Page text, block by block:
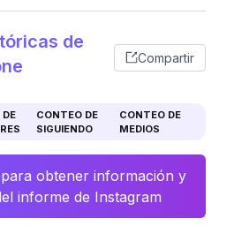
de
Compartir
CONTEO DE
SIGUIENDO
CONTEO DE
MEDIOS
obtener información y
informe de Instagram